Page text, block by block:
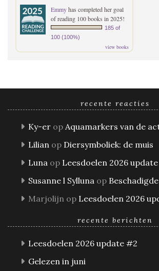
Emmyhas completed her goal
of reading 100 books in 2025!
185 of
100 (100%)
view books
recente reacties
Ky-er op Aquamarkers van de
Lilian op Diersymboliek: de muis
Luna op Leesdoelen 2026
Susanne l Sylluna op
Marjolijn op Leesdoelen 2026
recente berichten
Leesdoelen 2026 update #2
Gelezen in juni